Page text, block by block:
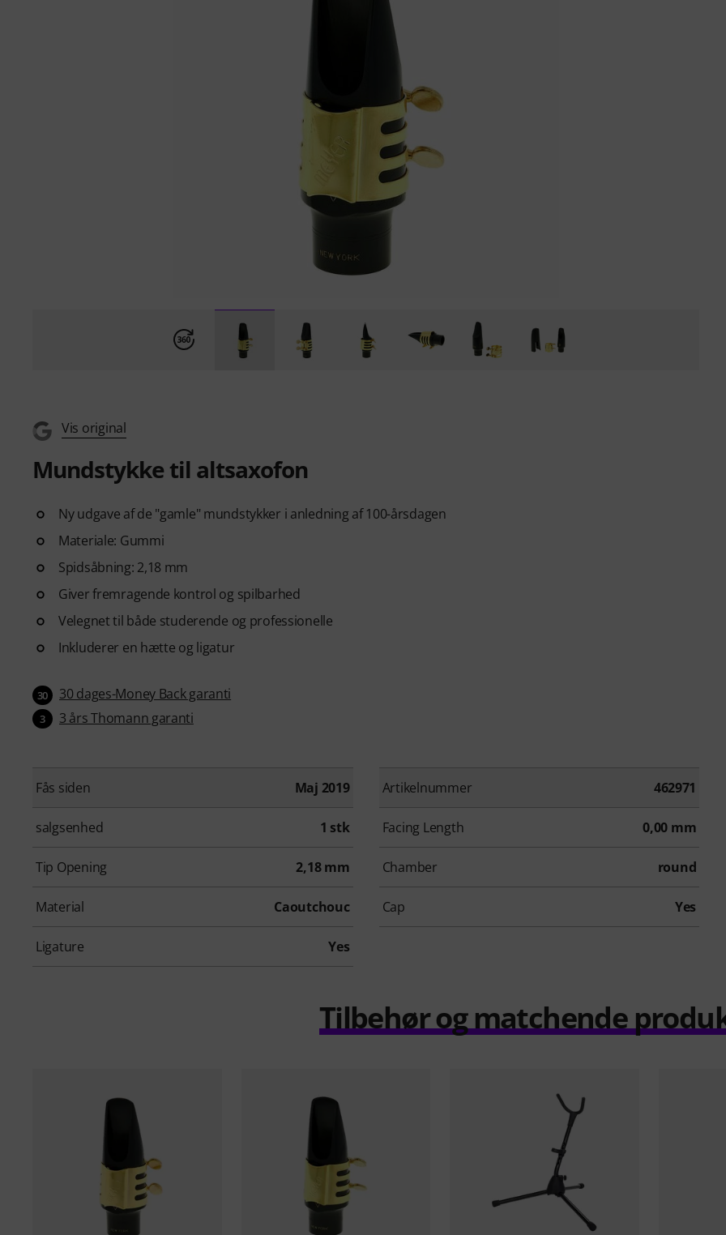
Vis original
Mundstykke til altsaxofon
Ny udgave af de "gamle" mundstykker i anledning af 100-årsdagen
Materiale: Gummi
Spidsåbning: 2,18 mm
Giver fremragende kontrol og spilbarhed
Velegnet til både studerende og professionelle
Inkluderer en hætte og ligatur
30 30 dages-Money Back garanti
3 3 års Thomann garanti
Fås siden Maj 2019 Artikelnummer 462971
salgsenhed 1 stk Facing Length 0,00 mm
Tip Opening 2,18 mm Chamber round
Material Caoutchouc Cap Yes
Ligature Yes
Tilbehør og matchende